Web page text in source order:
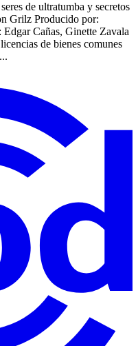
de ultratumba y secretos
Grilz Producido por:
Cañas, Ginette Zavala
de bienes comunes